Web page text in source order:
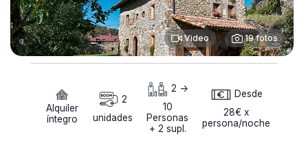
Video 19 fotos
Alquiler
íntegro
2
unidades
2 ->
10
Personas
+ 2 supl.
Desde
28€ x
persona/noche